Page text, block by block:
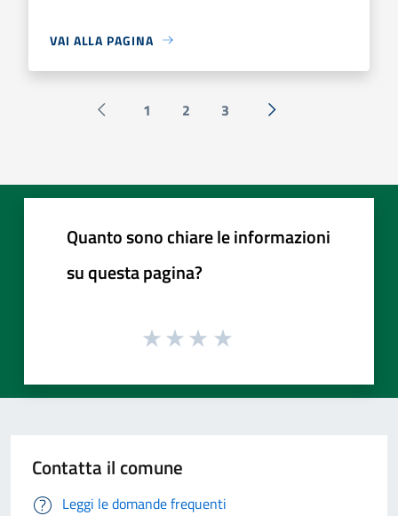
VAI ALLA PAGINA
Pagina precedente
1 2 3 Successiva »
Quanto sono chiare le informazioni
su questa pagina?
Contatta il comune
Leggi le domande frequenti